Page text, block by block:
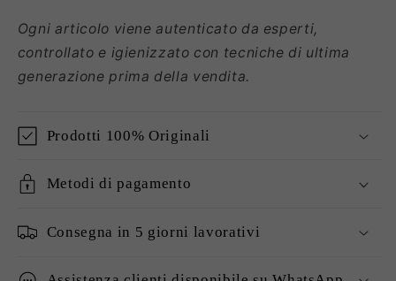
Ogni articolo viene autenticato da esperti,
controllato e igienizzato con tecniche di ultima
generazione prima della vendita.
Prodotti 100% Originali
Metodi di pagamento
Consegna in 5 giorni lavorativi